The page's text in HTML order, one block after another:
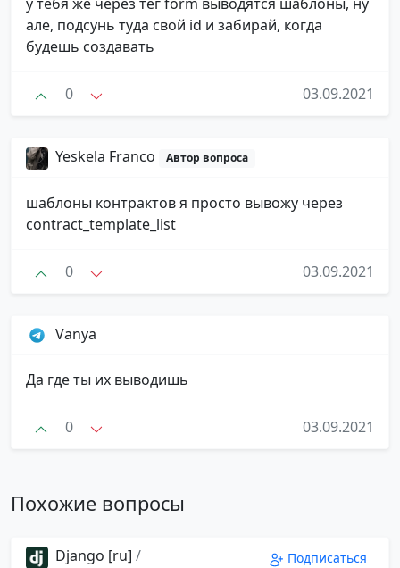
але, подсунь туда свой id и забирай, когда
будешь создавать
0 03.09.2021
Yeskela Franco Автор вопроса
шаблоны контрактов я просто вывожу через
contract_template_list
0 03.09.2021
Vanya
Да где ты их выводишь
0 03.09.2021
Похожие вопросы
Django [ru] /
Подписаться